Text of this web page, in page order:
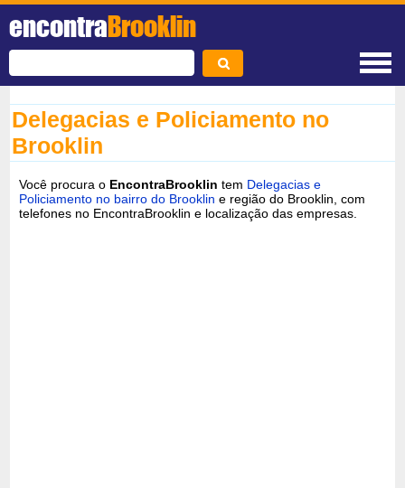
encontraBrooklin
Delegacias e Policiamento no
Brooklin
Você procura o EncontraBrooklin tem Delegacias e
Policiamento no bairro do Brooklin e região do Brooklin, com
telefones no EncontraBrooklin e localização das empresas.